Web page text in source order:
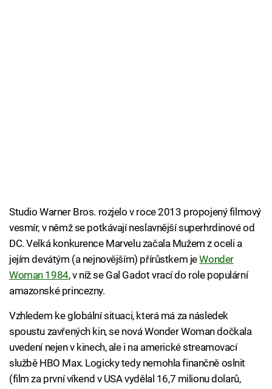
Studio Warner Bros. rozjelo v roce 2013 propojený filmový
vesmír, v němž se potkávají neslavnější superhrdinové od
DC. Velká konkurence Marvelu začala Mužem z oceli a
jejím devátým (a nejnovějším) přírůstkem jeWonder
Woman 1984, v níž se Gal Gadot vrací do role populární
amazonské princezny.
Vzhledem ke globální situaci, která má za následek
spoustu zavřených kin, se nová Wonder Woman dočkala
uvedení nejen v kinech, ale i na americké streamovací
službě HBO Max. Logicky tedy nemohla finančně oslnit
(film za první víkend v USA vydělal 16,7 milionu dolarů,